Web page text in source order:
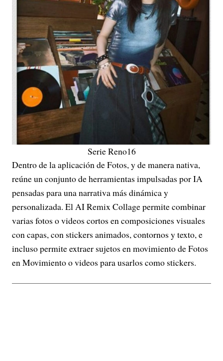
Serie Reno16
Dentro de la aplicación de Fotos, y de manera nativa,
reúne un conjunto de herramientas impulsadas por IA
pensadas para una narrativa más dinámica y
personalizada. El AI Remix Collage permite combinar
varias fotos o videos cortos en composiciones visuales
con capas, con stickers animados, contornos y texto, e
incluso permite extraer sujetos en movimiento de Fotos
en Movimiento o videos para usarlos como stickers.